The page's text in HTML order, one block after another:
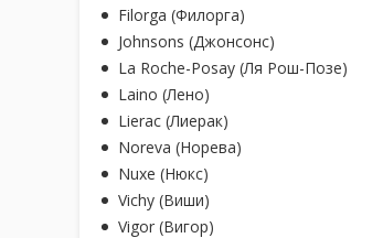
Filorga (Филорга)
Johnsons (Джонсонс)
La Roche-Posay (Ля Рош-Позе)
Laino (Лено)
Lierac (Лиерак)
Noreva (Норева)
Nuxe (Нюкс)
Vichy (Виши)
Vigor (Вигор)